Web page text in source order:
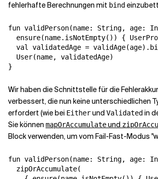
fehlerhafte Berechnungen mit bind
fun validPerson(name: String, age:
ensure(name.isNotEmpty()) {
val validatedAge =
  User(name, validatedAge)
}
Wir haben die Schnittstelle für die
verbessert, die nun keine unterschiedlichen
erfordert (wie bei Eitherund Validated in
Sie können mapOrAccumulateund
Block verwenden, um vom Fail-Fast-Modus
fun validPerson(name: String, age:
  zipOrAccumulate(